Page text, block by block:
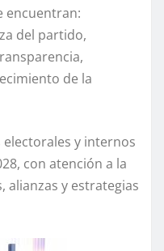
encuentran:
del partido,
de la
y internos
con atención a la
alianzas y estrategias